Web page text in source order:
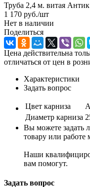
Труба 2,4 м. витая
1 170 руб./шт
Нет в наличии
Поделиться
Цена действительна
отличаться от цен в
Характеристики
Задать вопрос
Цвет карниза
Диаметр карниза
Вы можете задать
товару или работе
Наши
вам помогут.
Задать вопрос